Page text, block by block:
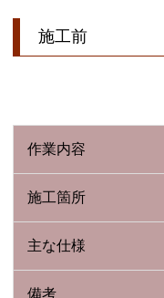
施工前
作業内容
施工箇所
主な仕様
備考